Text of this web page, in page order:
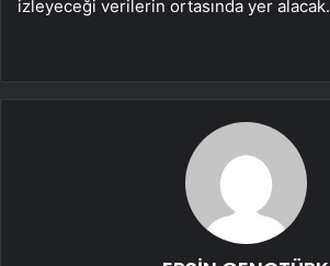
izleyeceği verilerin ortasında yer alacak.